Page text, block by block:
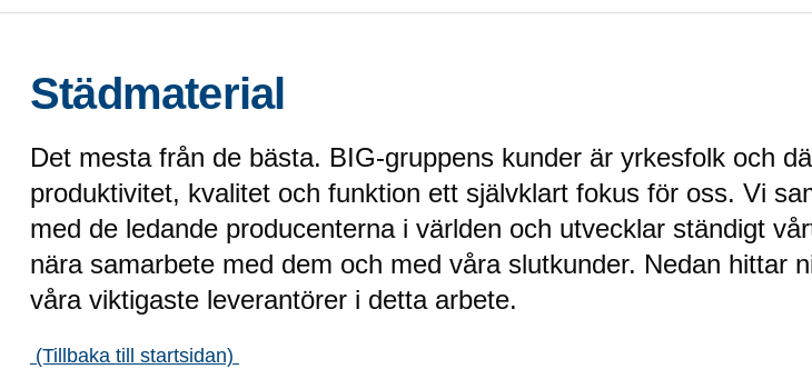
Städmaterial
Det mesta från de bästa. BIG-gruppens kunder är yrkesfolk och
produktivitet, kvalitet och funktion ett självklart fokus för oss. Vi
med de ledande producenterna i världen och utvecklar ständigt
nära samarbete med dem och med våra slutkunder. Nedan hittar
våra viktigaste leverantörer i detta arbete.
(Tillbaka till startsidan)